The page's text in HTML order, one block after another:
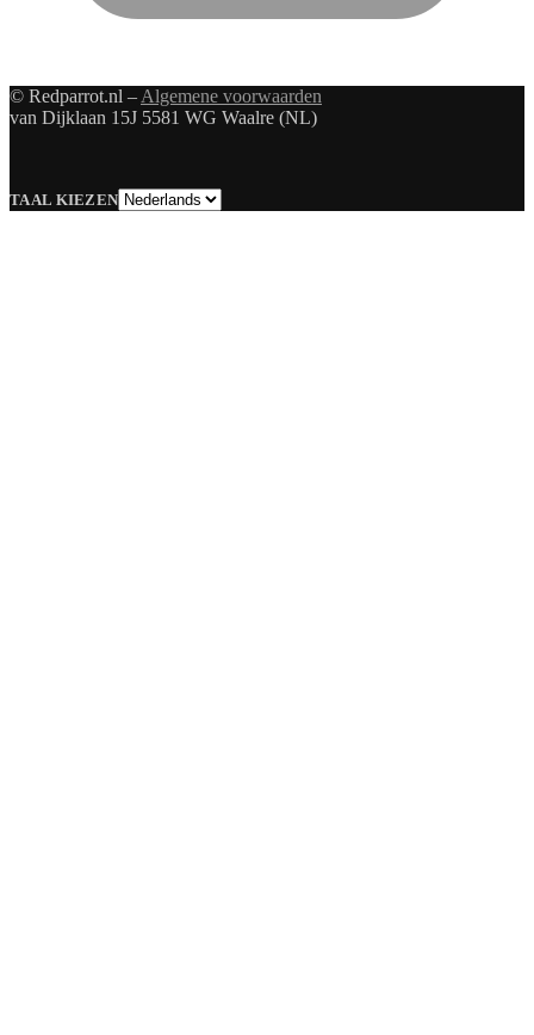
© Redparrot.nl – Algemene voorwaarden
van Dijklaan 15J 5581 WG Waalre (NL)
TAAL KIEZENTaal